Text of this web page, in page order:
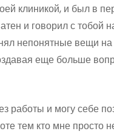
клиникой, и был в
и говорил с тобой
непонятные вещи на
еще больше
работы и могу себе
тем кто мне просто